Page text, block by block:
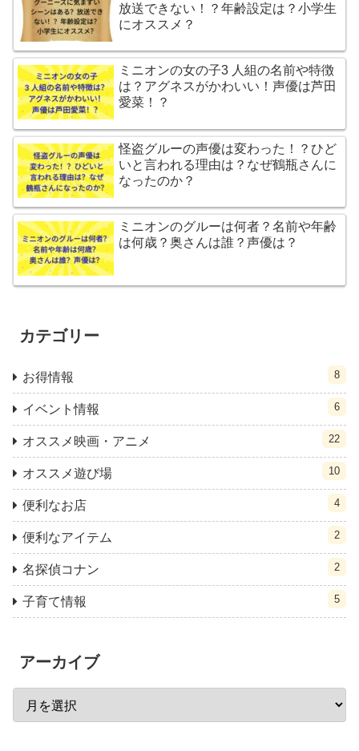
放送できない！？年齢設定は？小学生
にオススメ？
ミニオンの女の子3 人組の名前や特徴
は？アグネスがかわいい！声優は芦田
愛菜！？
怪盗グルーの声優は変わった！？ひど
いと言われる理由は？なぜ鶴瓶さんに
なったのか？
ミニオンのグルーは何者？名前や年齢
は何歳？奥さんは誰？声優は？
カテゴリー
お得情報 8
イベント情報 6
オススメ映画・アニメ 22
オススメ遊び場 10
便利なお店 4
便利なアイテム 2
名探偵コナン 2
子育て情報 5
アーカイブ